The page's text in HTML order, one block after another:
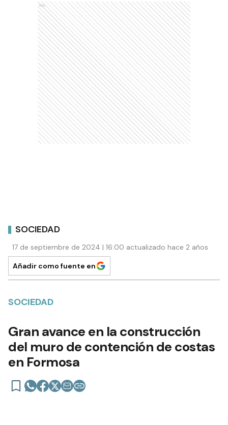
Ads
SOCIEDAD
17 de septiembre de 2024 | 16:00 actualizado hace 2 años
Añadir como fuente en
SOCIEDAD
Gran avance en la construcción
del muro de contención de costas
en Formosa